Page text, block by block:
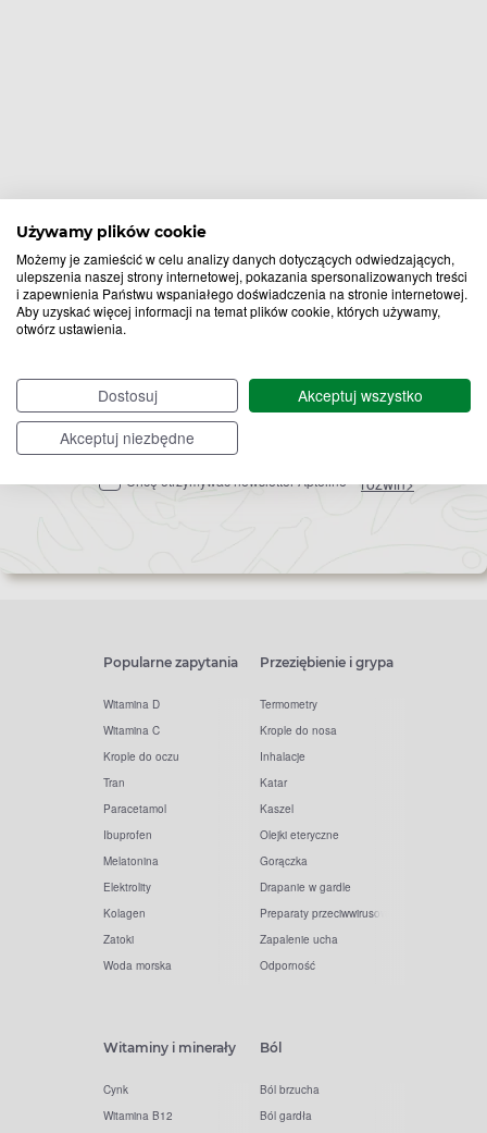
Używamy plików cookie
Możemy je zamieścić w celu analizy danych dotyczących odwiedzających,
ulepszenia naszej strony internetowej, pokazania spersonalizowanych treści
i zapewnienia Państwu wspaniałego doświadczenia na stronie internetowej.
Aby uzyskać więcej informacji na temat plików cookie, których używamy,
otwórz ustawienia.
Dostosuj
Akceptuj wszystko
Akceptuj niezbędne
Bądź na bieżąco,
Zapisz
do
newslettera
Chcę otrzymywać newsletter Apteline* rozwiń>
Popularne zapytania
Witamina D
Witamina C
Krople do oczu
Tran
Paracetamol
Ibuprofen
Melatonina
Elektrolity
Kolagen
Zatoki
Woda morska
Przeziębienie i grypa
Termometry
Krople do nosa
Inhalacje
Katar
Kaszel
Olejki eteryczne
Gorączka
Drapanie w gardle
Preparaty przeciwwirusowe
Zapalenie ucha
Odporność
Witaminy i minerały
Cynk
Witamina B12
Ból
Ból brzucha
Ból gardła